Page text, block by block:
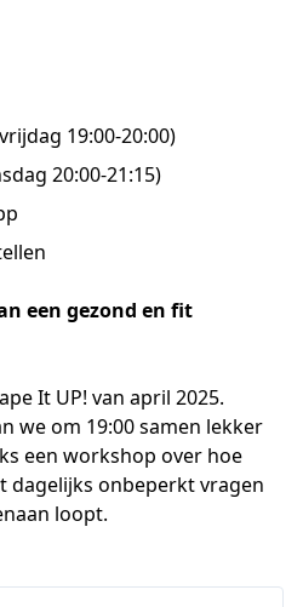
19:00-20:00)
20:00-21:15)
een gezond en fit
It UP! van april 2025.
we om 19:00 samen lekker
een workshop over hoe
dagelijks onbeperkt vragen
loopt.